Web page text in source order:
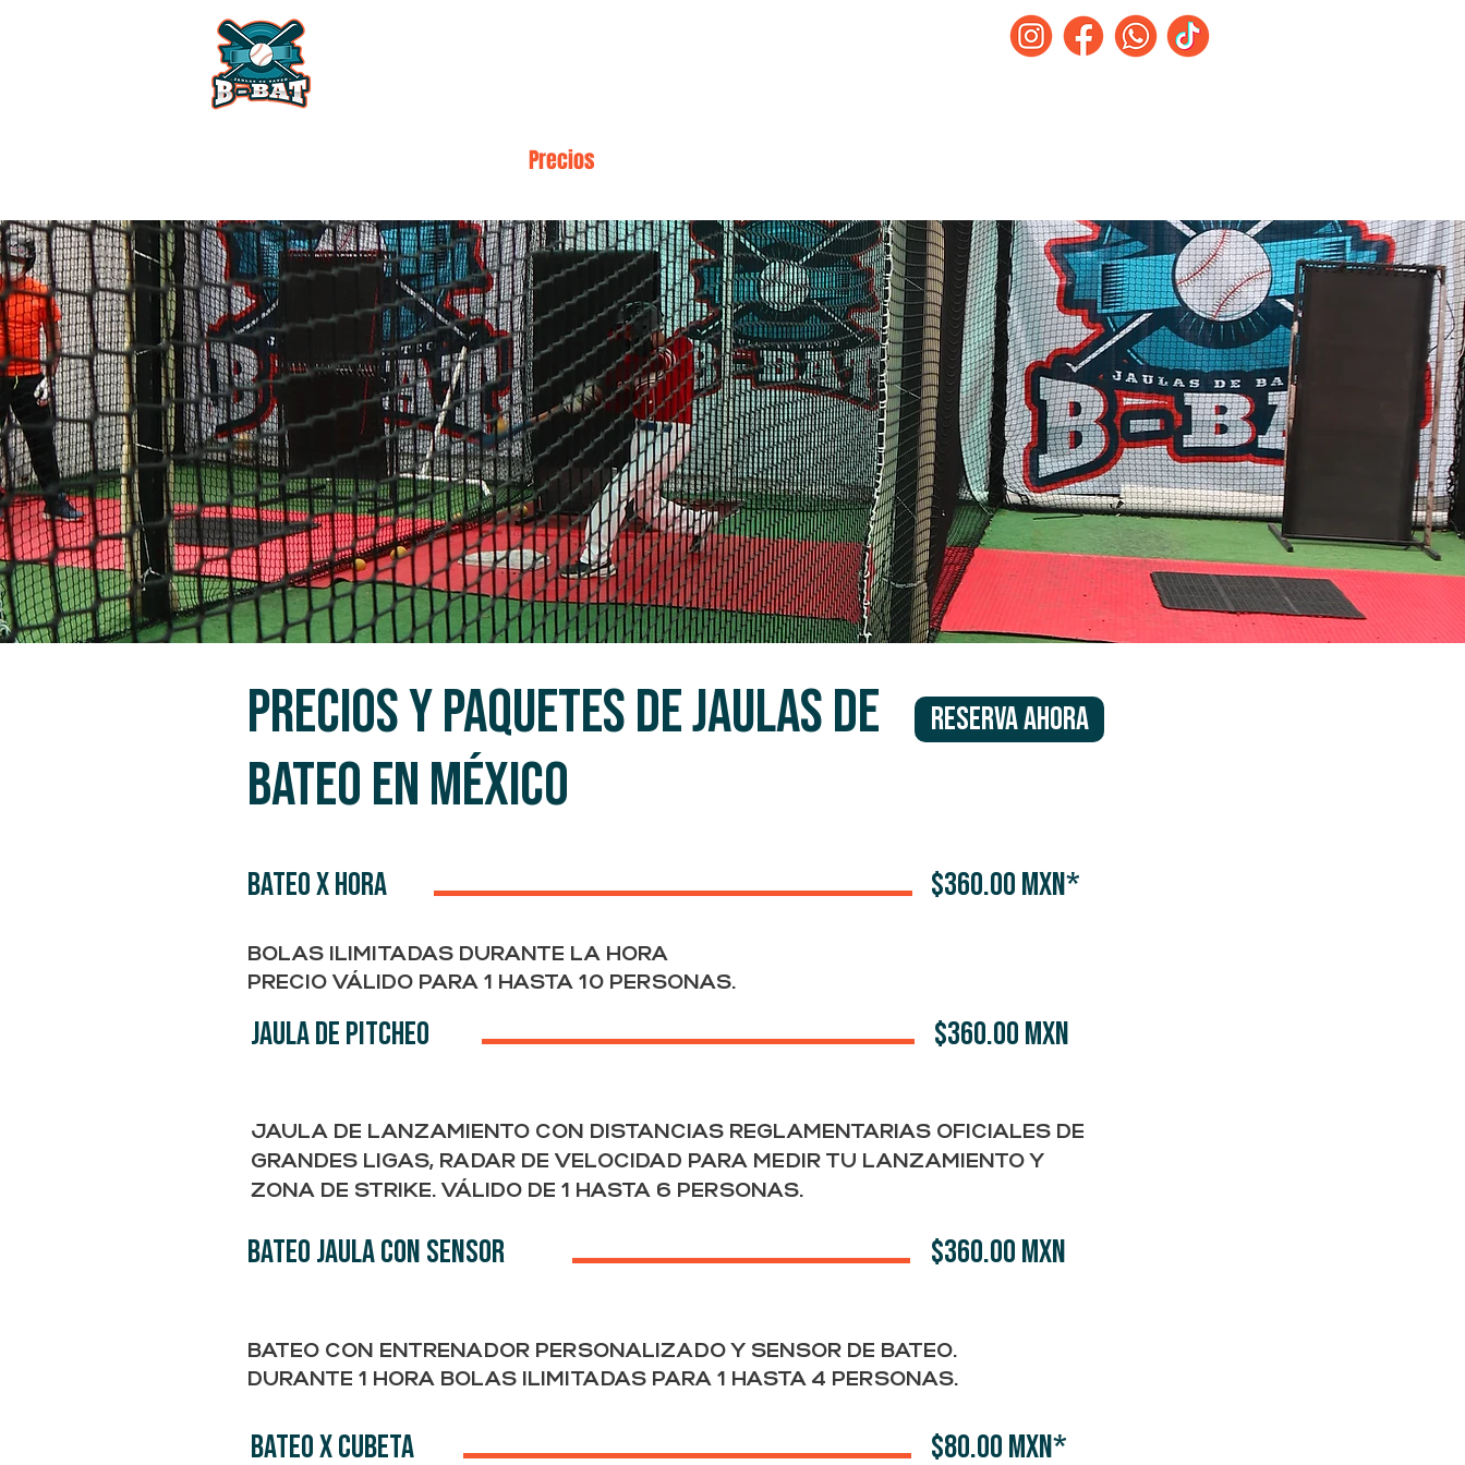
Precios
Precios y Paquetes de Jaulas de
Bateo en méxico
RESERVA AHORA
BATEO X HORA $360.00 MXN*
BOLAS ILIMITADAS DURANTE LA HORA
PRECIO VÁLIDO PARA 1 HASTA 10 PERSONAS.
JAULA DE PITCHEO $360.00 MXN
JAULA DE LANZAMIENTO CON DISTANCIAS REGLAMENTARIAS OFICIALES DE
GRANDES LIGAS, RADAR DE VELOCIDAD PARA MEDIR TU LANZAMIENTO Y
ZONA DE STRIKE. VÁLIDO DE 1 HASTA 6 PERSONAS.
BATEO JAULA CON SENSOR $360.00 MXN
BATEO CON ENTRENADOR PERSONALIZADO Y SENSOR DE BATEO.
DURANTE 1 HORA BOLAS ILIMITADAS PARA 1 HASTA 4 PERSONAS.
BATEO X CUBETA $80.00 MXN*